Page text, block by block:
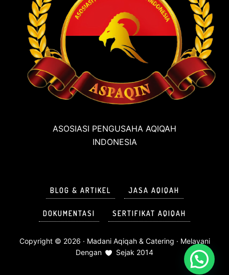
ASOSIASI PENGUSAHA AQIQAH
INDONESIA
BLOG & ARTIKEL JASA AQIQAH
DOKUMENTASI SERTIFIKAT AQIQAH
Copyright © 2026 · Madani Aqiqah & Catering · Melayani
Dengan
Sejak 2014